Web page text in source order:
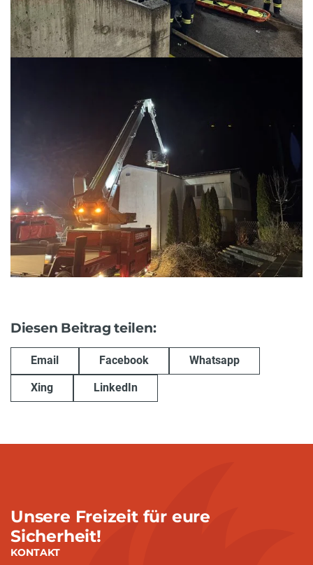
Diesen Beitrag teilen:
Email Facebook Whatsapp
Xing LinkedIn
Unsere Freizeit für eure
Sicherheit!
KONTAKT